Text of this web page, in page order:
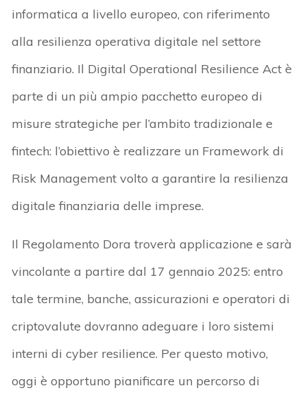
informatica a livello europeo, con riferimento
alla resilienza operativa digitale nel settore
finanziario. Il Digital Operational Resilience Act è
parte di un più ampio pacchetto europeo di
misure strategiche per l’ambito tradizionale e
fintech: l’obiettivo è realizzare un Framework di
Risk Management volto a garantire la resilienza
digitale finanziaria delle imprese.
Il Regolamento Dora troverà applicazione e sarà
vincolante a partire dal 17 gennaio 2025: entro
tale termine, banche, assicurazioni e operatori di
criptovalute dovranno adeguare i loro sistemi
interni di cyber resilience. Per questo motivo,
oggi è opportuno pianificare un percorso di